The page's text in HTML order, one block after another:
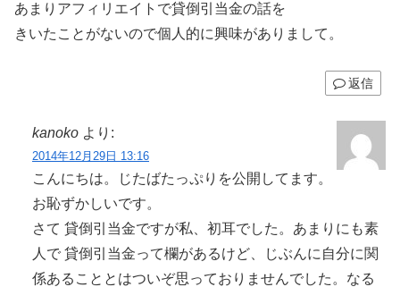
あまりアフィリエイトで貸倒引当金の話を
きいたことがないので個人的に興味がありまして。
返信
kanoko より:
2014年12月29日 13:16
こんにちは。じたばたっぷりを公開してます。
お恥ずかしいです。
さて 貸倒引当金ですが私、初耳でした。あまりにも素
人で 貸倒引当金って欄があるけど、じぶんに自分に関
係あることとはついぞ思っておりませんでした。なる